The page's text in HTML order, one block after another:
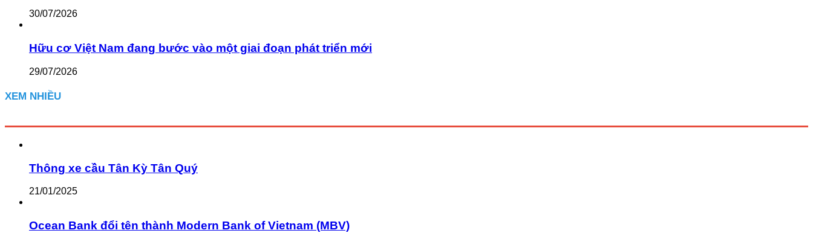
30/07/2026
Hữu cơ Việt Nam đang bước vào một giai đoạn phát triển mới
29/07/2026
XEM NHIỀU
Thông xe cầu Tân Kỳ Tân Quý
21/01/2025
Ocean Bank đổi tên thành Modern Bank of Vietnam (MBV)